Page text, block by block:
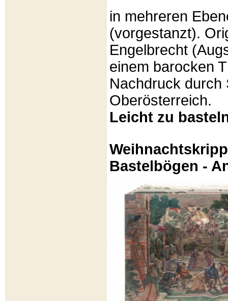
in mehreren
(vorgestanzt).
Engelbrecht
einem barocken
Nachdruck durch
Oberösterreich.
Leicht zu
Bastelbögen -